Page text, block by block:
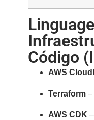
Código
AWS
Terraform–
AWS CDK